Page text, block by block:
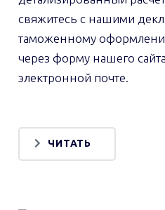
свяжитесь с нашими
таможенному
через форму нашего
электронной почте.
ЧИТАТЬ